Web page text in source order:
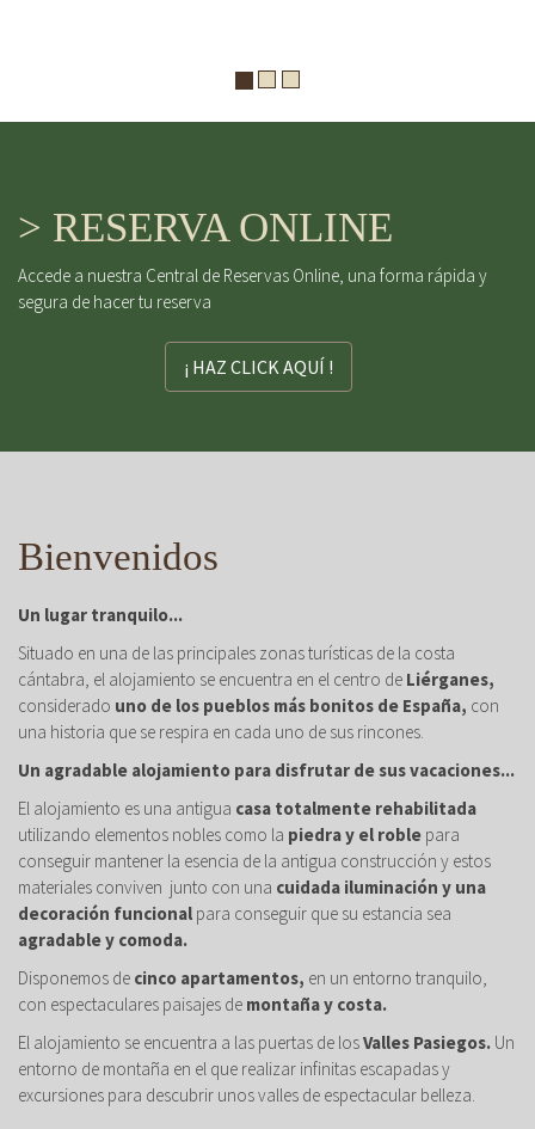
> RESERVA ONLINE
Accede a nuestra Central de Reservas Online, una forma rápida y
segura de hacer tu reserva
¡ HAZ CLICK AQUÍ !
Bienvenidos
Un lugar tranquilo...
Situado en una de las principales zonas turísticas de la costa
cántabra, el alojamiento se encuentra en el centro de Liérganes,
considerado uno de los pueblos más bonitos de España, con
una historia que se respira en cada uno de sus rincones.
Un agradable alojamiento para disfrutar de sus vacaciones...
El alojamiento es una antigua casa totalmente rehabilitada
utilizando elementos nobles como la piedra y el roble para
conseguir mantener la esencia de la antigua construcción y estos
materiales conviven junto con una cuidada iluminación y una
decoración funcional para conseguir que su estancia sea
agradable y comoda.
Disponemos de cinco apartamentos, en un entorno tranquilo,
con espectaculares paisajes de montaña y costa.
El alojamiento se encuentra a las puertas de losValles Pasiegos. Un
entorno de montaña en el que realizar infinitas escapadas y
excursiones para descubrir unos valles de espectacular belleza.